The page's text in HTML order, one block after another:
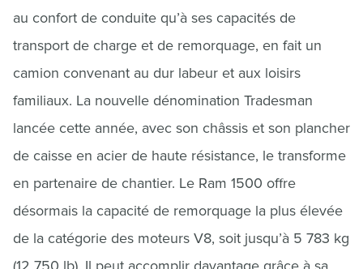
au confort de conduite qu’à ses capacités de
transport de charge et de remorquage, en fait un
camion convenant au dur labeur et aux loisirs
familiaux. La nouvelle dénomination Tradesman
lancée cette année, avec son châssis et son plancher
de caisse en acier de haute résistance, le transforme
en partenaire de chantier. Le Ram 1500 offre
désormais la capacité de remorquage la plus élevée
de la catégorie des moteurs V8, soit jusqu’à 5 783 kg